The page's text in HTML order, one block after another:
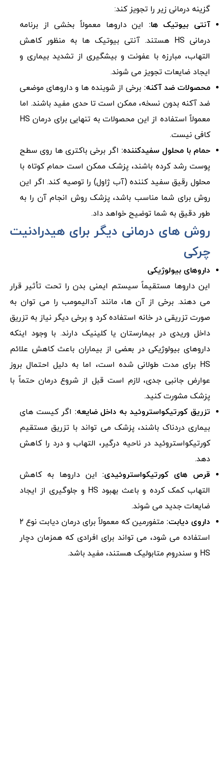
گزینه درمانی زیر را تجویز کند:
آنتی بیوتیک ها: این داروها معمولاً بخشی از برنامه
درمانی HS هستند. آنتی بیوتیک ها به منظور کاهش
التهاب، مبارزه با عفونت و بیشگیری از تشدید بیماری و
ایجاد ضایعات تجویز می شوند.
محصولات ضد آکنه: برخی از شوینده ها و داروهای موضعی
ضد آکنه بدون نسخه، ممکن است تا حدی مفید باشند. اما
معمولاً استفاده از این محصولات به تنهایی برای درمان HS
کافی نیست.
حمام با محلول سفیدکننده: اگر برخی باکتری ها روی سطح
پوست رشد کرده باشند، پزشک ممکن است حمام کوتاه با
محلول رقیق سفید کننده (آب ژاول) را توصیه کند. اگر این
روش برای شما مناسب باشد، پزشک روش انجام آن را به
طور دقیق به شما توضیح خواهد داد.
روش های درمانی دیگر برای هیدرادنیت
چرکی
داروهای بیولوژیکی
این داروها مستقیماً سیستم ایمنی بدن را تحت تأثیر قرار
می دهند. برخی از آن ها، مانند آدالیمومب را می توان به
صورت تزریقی در خانه استفاده کرد و برخی دیگر نیاز به تزریق
داخل وریدی در بیمارستان یا کلینیک دارند. با وجود اینکه
داروهای بیولوژیکی در بعضی از بیماران باعث کاهش علائم
HS برای مدت طولانی شده است، اما به دلیل احتمال بروز
عوارض جانبی جدی، لازم است قبل از شروع درمان حتماً با
پزشک مشورت کنید.
تزریق کورتیکواستروئید به داخل ضایعه: اگر کیست های
بیماری دردناک باشند، پزشک می تواند با تزریق مستقیم
کورتیکواستروئید در ناحیه درگیر، التهاب و درد را کاهش
دهد.
قرص های کورتیکواستروئیدی: این داروها به کاهش
التهاب کمک کرده و باعث بهبود HS و جلوگیری از ایجاد
ضایعات جدید می شوند.
داروی دیابت:
متفورمین که معمولاً برای درمان دیابت نوع ۲
استفاده می شود، می تواند برای افرادی که همزمان دچار
HS و سندروم متابولیک هستند، مفید باشد.